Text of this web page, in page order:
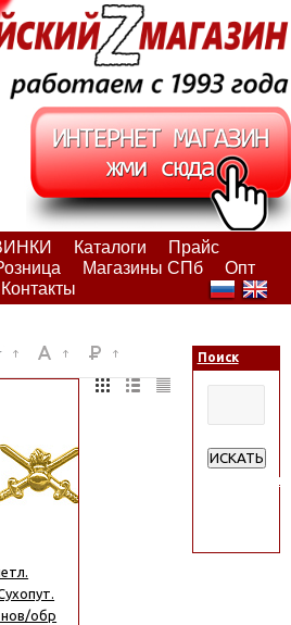
Каталоги
Прайс
Магазины СПб
Опт
Контакты
нов/обр
Поиск
ИСКАТЬ